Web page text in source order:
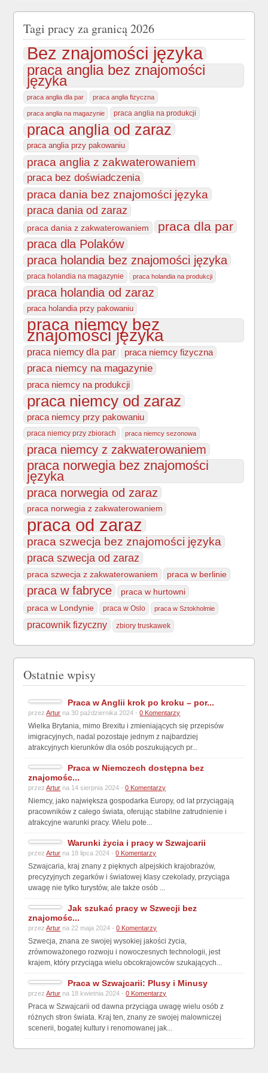
Tagi pracy za granicą 2026
Bez znajomości języka
praca anglia bez znajomości
języka
praca anglia dla par praca anglia fizyczna
praca anglia na magazynie praca anglia na produkcji
praca anglia od zaraz
praca anglia przy pakowaniu
praca anglia z zakwaterowaniem
praca bez doświadczenia
praca dania bez znajomości języka
praca dania od zaraz
praca dania z zakwaterowaniem praca dla par
praca dla Polaków
praca holandia bez znajomości języka
praca holandia na magazynie praca holandia na produkcji
praca holandia od zaraz
praca holandia przy pakowaniu
praca niemcy bez
znajomości języka
praca niemcy dla par praca niemcy fizyczna
praca niemcy na magazynie
praca niemcy na produkcji
praca niemcy od zaraz
praca niemcy przy pakowaniu
praca niemcy przy zbiorach praca niemcy sezonowa
praca niemcy z zakwaterowaniem
praca norwegia bez znajomości
języka
praca norwegia od zaraz
praca norwegia z zakwaterowaniem
praca od zaraz
praca szwecja bez znajomości języka
praca szwecja od zaraz
praca szwecja z zakwaterowaniem praca w berlinie
praca w fabryce
praca w hurtowni
praca w Londynie
praca w Oslo praca w Sztokholmie
pracownik fizyczny zbiory truskawek
Ostatnie wpisy
Praca w Anglii krok po kroku – por...
przezArtur na 30 października 2024 -0 Komentarzy
Wielka Brytania, mimo Brexitu i zmieniających się przepisów
imigracyjnych, nadal pozostaje jednym z najbardziej
atrakcyjnych kierunków dla osób poszukujących pr...
Praca w Niemczech dostępna bez
znajomośc...
przezArtur na 14 sierpnia 2024 -0 Komentarzy
Niemcy, jako największa gospodarka Europy, od lat przyciągają
pracowników z całego świata, oferując stabilne zatrudnienie i
atrakcyjne warunki pracy. Wielu pote...
Warunki życia i pracy w Szwajcarii
przezArtur na 18 lipca 2024 -0 Komentarzy
Szwajcaria, kraj znany z pięknych alpejskich krajobrazów,
precyzyjnych zegarków i światowej klasy czekolady, przyciąga
uwagę nie tylko turystów, ale także osób ...
Jak szukać pracy w Szwecji bez
znajomośc...
przezArtur na 22 maja 2024 -0 Komentarzy
Szwecja, znana ze swojej wysokiej jakości życia,
zrównoważonego rozwoju i nowoczesnych technologii, jest
krajem, który przyciąga wielu obcokrajowców szukających...
Praca w Szwajcarii: Plusy i Minusy
przezArtur na 18 kwietnia 2024 -0 Komentarzy
Praca w Szwajcarii od dawna przyciąga uwagę wielu osób z
różnych stron świata. Kraj ten, znany ze swojej malowniczej
scenerii, bogatej kultury i renomowanej jak...